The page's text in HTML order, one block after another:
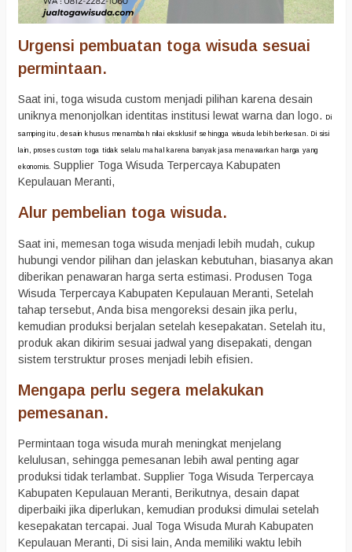
Urgensi pembuatan toga wisuda sesuai
permintaan.
Saat ini, toga wisuda custom menjadi pilihan karena desain
uniknya menonjolkan identitas institusi lewat warna dan logo. Di
samping itu, desain khusus menambah nilai eksklusif sehingga wisuda lebih berkesan. Di sisi
lain, proses custom toga tidak selalu mahal karena banyak jasa menawarkan harga yang
ekonomis. Supplier Toga Wisuda Terpercaya Kabupaten
Kepulauan Meranti,
Alur pembelian toga wisuda.
Saat ini, memesan toga wisuda menjadi lebih mudah, cukup
hubungi vendor pilihan dan jelaskan kebutuhan, biasanya akan
diberikan penawaran harga serta estimasi. Produsen Toga
Wisuda Terpercaya Kabupaten Kepulauan Meranti, Setelah
tahap tersebut, Anda bisa mengoreksi desain jika perlu,
kemudian produksi berjalan setelah kesepakatan. Setelah itu,
produk akan dikirim sesuai jadwal yang disepakati, dengan
sistem terstruktur proses menjadi lebih efisien.
Mengapa perlu segera melakukan
pemesanan.
Permintaan toga wisuda murah meningkat menjelang
kelulusan, sehingga pemesanan lebih awal penting agar
produksi tidak terlambat. Supplier Toga Wisuda Terpercaya
Kabupaten Kepulauan Meranti, Berikutnya, desain dapat
diperbaiki jika diperlukan, kemudian produksi dimulai setelah
kesepakatan tercapai. Jual Toga Wisuda Murah Kabupaten
Kepulauan Meranti, Di sisi lain, Anda memiliki waktu lebih